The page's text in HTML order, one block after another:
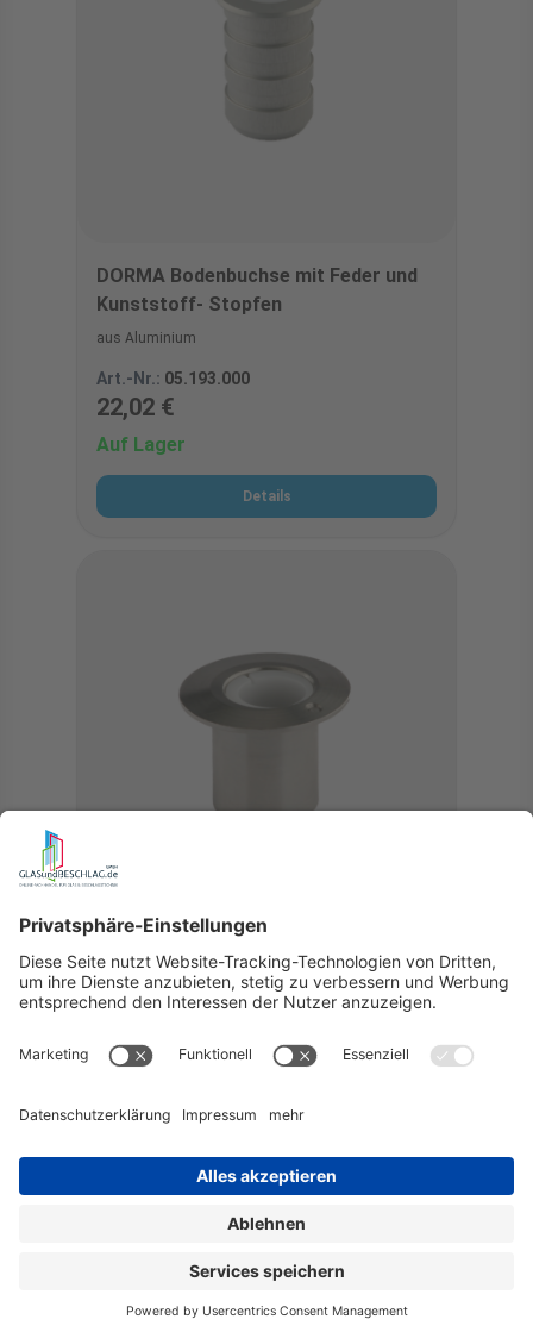
DORMA Bodenbuchse mit Feder und
Kunststoff- Stopfen
aus Aluminium
Art.-Nr.: 05.193.000
22,02 €
Auf Lager
Details
DORMA Exzenterschließbuchse,
verstellbar
Art.-Nr.: 05.194.000
Auf Lager
Details